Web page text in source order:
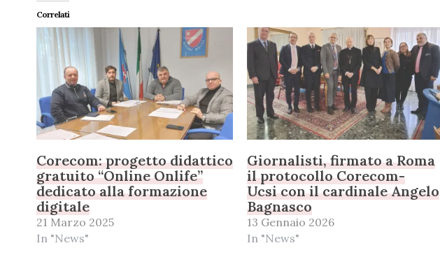
Correlati
Corecom: progetto didattico
gratuito “Online Onlife”
dedicato alla formazione
digitale
21 Marzo 2025
In "News"
Giornalisti, firmato a Roma
il protocollo Corecom-
Ucsi con il cardinale Angelo
Bagnasco
13 Gennaio 2026
In "News"